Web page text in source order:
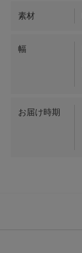
素材
幅
お届け時期